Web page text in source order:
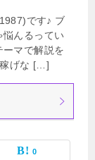
です♪ ブ
悩んるってい
ーマで解説を
稼げな […]
0